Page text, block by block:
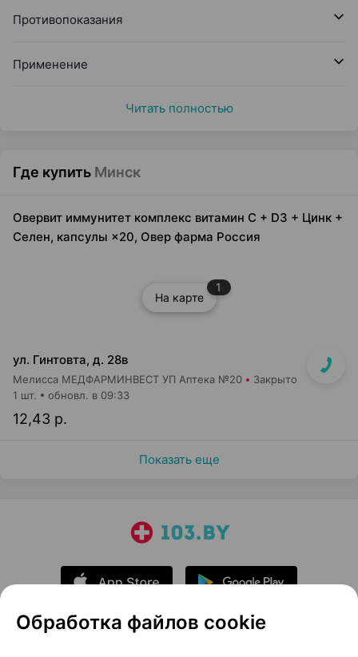
Противопоказания
Применение
Читать полностью
Где купить Минск
Овервит иммунитет комплекс витамин С + D3 + Цинк +
Селен, капсулы ×20, Овер фарма Россия
На карте
1
ул. Гинтовта, д. 28в
Мелисса МЕДФАРМИНВЕСТ УП Аптека №20 Закрыто
12,43 р.
1 шт. обновл. в 09:33
Показать еще
Обработка файлов cookie